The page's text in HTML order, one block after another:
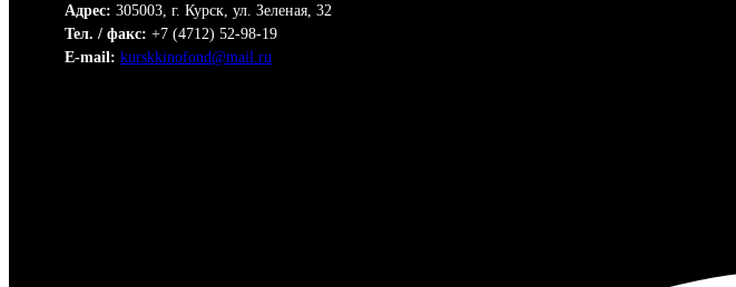
Адрес: 305003, г. Курск, ул. Зеленая, 32
Тел. / факс: +7 (4712) 52-98-19
E-mail: kurskkinofond@mail.ru